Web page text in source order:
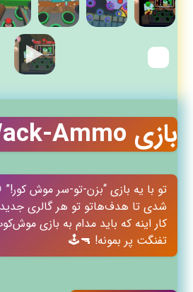
بازی Wack-Ammo
تو با یه بازی “بزن‌-تو-سر موش
شدی تا هدف‌هاتو تو هر گالری
کار اینه که باید مدام به بازی
تفنگت پر بمونه! 🔫🕹️